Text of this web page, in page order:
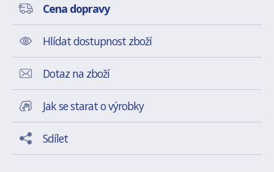
Cena dopravy
Hlídat dostupnost zboží
Dotaz na zboží
Jak se starat o výrobky
Sdílet